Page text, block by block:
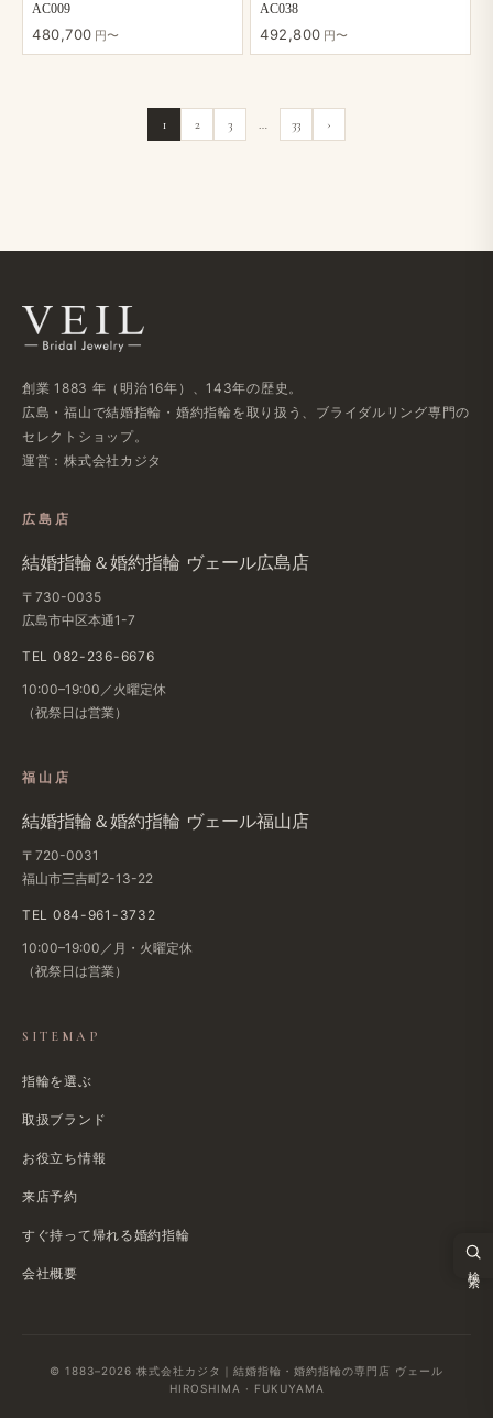
AC009
480,700 円〜
AC038
492,800 円〜
1 2 3 33 ›
創業 1883 年​（明治16年）、​143年の​歴史。
広島・福山で​結婚指輪・婚約指輪を​取り扱う、​ブライダルリング専門の​
セレクトショップ。
運営：株式会社カジタ
広島店
結婚​指輪＆婚約指輪 ヴェール​広島店
〒730-0035
広島市中区本通1-7
TEL 082-236-6676
10:00–19:00／火曜定休
（祝祭日は​営業）
福山店
結婚​指輪＆婚約指輪 ヴェール福山店
〒720-0031
福山市三吉町2-13-22
TEL 084-961-3732
10:00–19:00／月・火曜定休
（祝祭日は​営業）
SITEMAP
指輪を選ぶ
取扱ブランド
お役立ち情報
来店予約
すぐ​持って帰れる​婚約指輪
会社概要
© 1883–2026 株式会社カジタ｜結婚指輪・婚約指輪の専門店 ヴェール
HIROSHIMA · FUKUYAMA